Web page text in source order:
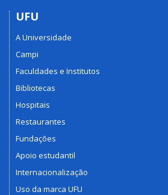
UFU
A Universidade
Campi
Faculdades e Institutos
Bibliotecas
Hospitais
Restaurantes
Fundações
Apoio estudantil
Internacionalização
Uso da marca UFU